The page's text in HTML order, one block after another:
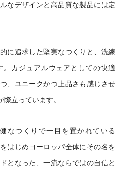
なデザインと高品質な製品には定
に追求した堅実なつくりと、洗練
。カジュアルウェアとしての快適
、ユニークかつ上品さも感じさせ
立っています。
なつくりで一目を置かれている
はじめヨーロッパ全体にその名を
となった、一流ならではの自信と